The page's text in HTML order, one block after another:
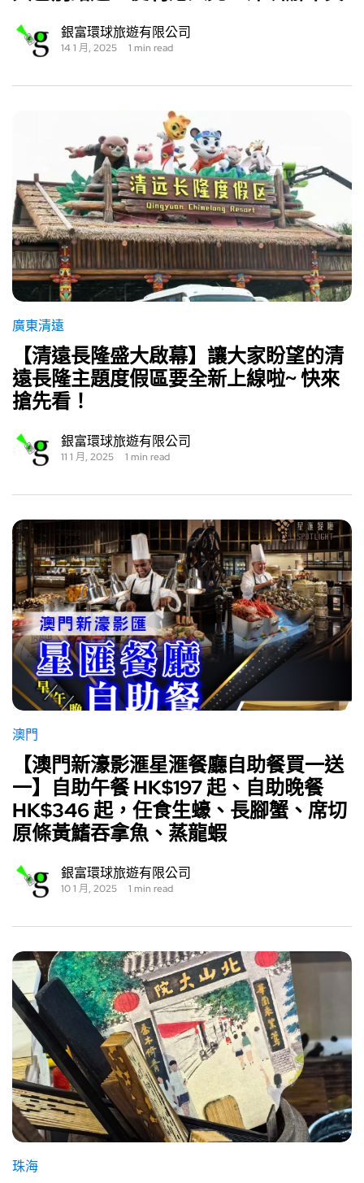
銀富環球旅遊有限公司
14 1 月, 2025 1 min read
廣東清遠
【清遠長隆盛大啟幕】讓大家盼望的清
遠長隆主題度假區要全新上線啦~ 快來
搶先看！
銀富環球旅遊有限公司
11 1 月, 2025 1 min read
澳門
【澳門新濠影滙星滙餐廳自助餐買一送
一】自助午餐 HK$197 起、自助晚餐
HK$346 起，任食生蠔、長腳蟹、席切
原條黃鰭吞拿魚、蒸龍蝦
銀富環球旅遊有限公司
10 1 月, 2025 1 min read
珠海